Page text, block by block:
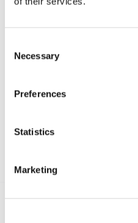
Selection
Necessary
Preferences
Statistics
Marketing